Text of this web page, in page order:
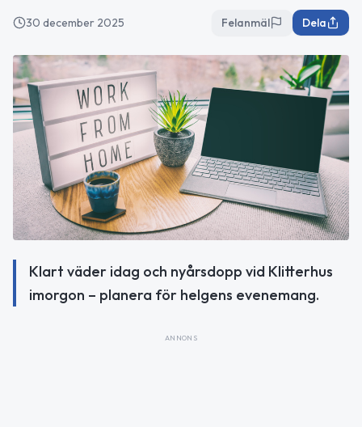
30 december 2025 Felanmäl Dela
Klart väder idag och nyårsdopp vid Klitterhus
imorgon – planera för helgens evenemang.
ANNONS